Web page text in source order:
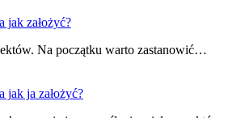
jak założyć?
Na początku warto zastanowić…
jak ja założyć?